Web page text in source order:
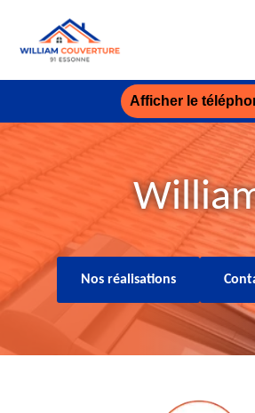
Afficher le
Nos réalisations